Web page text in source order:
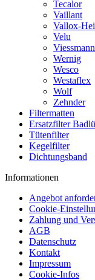
Tecalor
Vaillant
Vallox-
Velu
Viessmann
Wernig
Wesco
Westaflex
Wolf
Zehnder
Filtermatten
Ersatzfilter
Tütenfilter
Kegelfilter
Dichtungsband
Informationen
Angebot
Cookie-
Zahlung und
AGB
Datenschutz
Kontakt
Impressum
Cookie-Infos